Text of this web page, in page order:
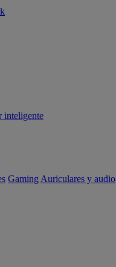
inteligente
Gaming Auriculares y audio